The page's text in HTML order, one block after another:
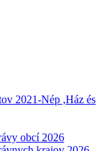
2021-Nép ,Ház és
obcí 2026